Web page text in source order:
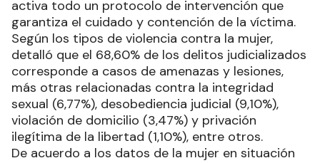
activa todo un protocolo de intervención que
garantiza el cuidado y contención de la víctima.
Según los tipos de violencia contra la mujer,
detalló que el 68,60% de los delitos judicializados
corresponde a casos de amenazas y lesiones,
más otras relacionadas contra la integridad
sexual (6,77%), desobediencia judicial (9,10%),
violación de domicilio (3,47%) y privación
ilegítima de la libertad (1,10%), entre otros.
De acuerdo a los datos de la mujer en situación